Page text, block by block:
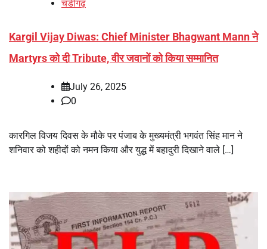
चंडीगढ़
Kargil Vijay Diwas: Chief Minister Bhagwant Mann ने
Martyrs को दी Tribute, वीर जवानों को किया सम्मानित
July 26, 2025
0
कारगिल विजय दिवस के मौके पर पंजाब के मुख्यमंत्री भगवंत सिंह मान ने
शनिवार को शहीदों को नमन किया और युद्ध में बहादुरी दिखाने वाले […]